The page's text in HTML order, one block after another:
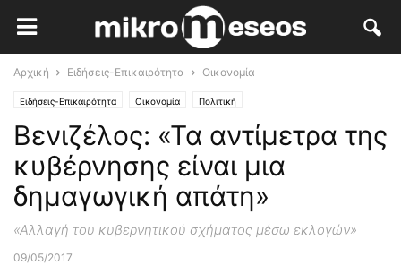
Αρχική Ειδήσεις-Επικαιρότητα Οικονομία
Ειδήσεις-Επικαιρότητα Οικονομία Πολιτική
Βενιζέλος: «Τα αντίμετρα της
κυβέρνησης είναι μια
δημαγωγική απάτη»
«Αλλαγή του κυβερνητικού σχήματος μέσω εκλογών»
09/05/2017